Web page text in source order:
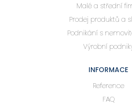
Malé a střední
Prodej produktů a
Podnikání s
Výrobní
INFORMACE
Reference
FAQ